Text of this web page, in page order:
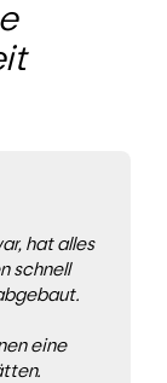
hat alles
schnell
eine